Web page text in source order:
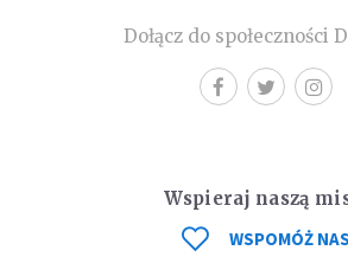
Dołącz do społeczności
Wspieraj naszą
WSPOMÓŻ NAS